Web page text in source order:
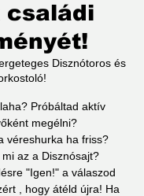
családi
Disznótoros és
Próbáltad aktív
megélni?
véreshurka ha friss?
az a Disznósajt?
"Igen!" a válaszod
, hogy átéld újra! Ha